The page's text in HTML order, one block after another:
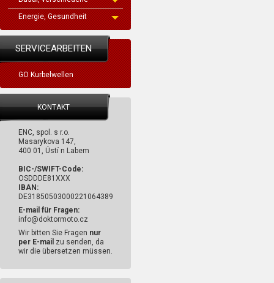
Energie, Gesundheit
SERVICEARBEITEN
GO Kurbelwellen
KONTAKT
ENC, spol. s r.o.
Masarykova 147,
400 01, Ústí n Labem
BIC-/SWIFT-Code:
OSDDDE81XXX
IBAN:
DE31850503000221064389
E-mail für Fragen:
info@doktormoto.cz
Wir bitten Sie Fragen nur
per E-mail zu senden, da
wir die übersetzen müssen.